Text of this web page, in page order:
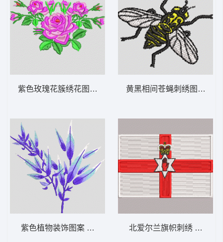
紫色玫瑰花簇绣花图案 靓花
紫色植物装饰图案 靓花 旗袍
黄黑相间苍蝇刺绣图案 蜜蜂
北爱尔兰旗帜刺绣 国旗